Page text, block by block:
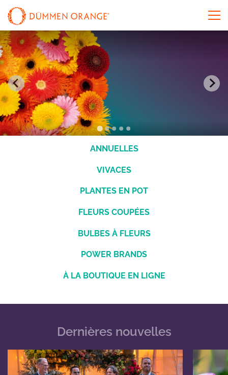
ANNUELLES
VIVACES
PLANTES EN POT
FLEURS COUPÉES
BULBES À FLEURS
POWER BRANDS
À LA BOUTIQUE EN LIGNE
Dernières nouvelles